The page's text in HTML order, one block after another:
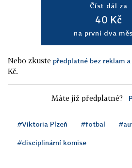
Číst dál za
40 Kč
na první dva
Nebo zkuste předplatné bez reklam
Kč.
Máte již předplatné?
#Viktoria Plzeň #fotbal
#disciplinární komise